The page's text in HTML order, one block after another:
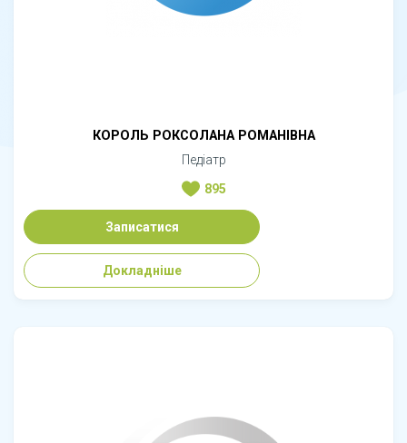
КОРОЛЬ РОКСОЛАНА РОМАНІВНА
Педіатр
895
Записатися
Докладніше